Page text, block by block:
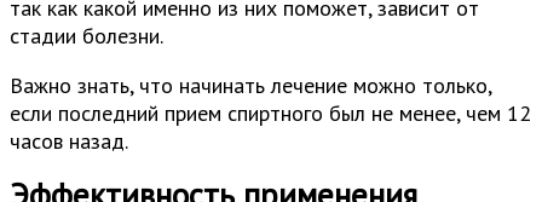
так как какой именно из них поможет, зависит от
стадии болезни.
Важно знать, что начинать лечение можно только,
если последний прием спиртного был не менее, чем 12
часов назад.